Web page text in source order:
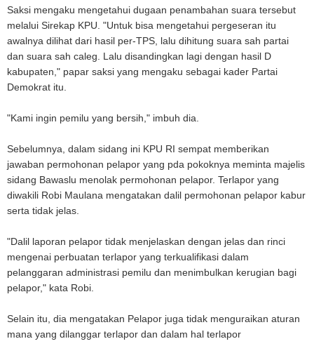
Saksi mengaku mengetahui dugaan penambahan suara tersebut
melalui Sirekap KPU. "Untuk bisa mengetahui pergeseran itu
awalnya dilihat dari hasil per-TPS, lalu dihitung suara sah partai
dan suara sah caleg. Lalu disandingkan lagi dengan hasil D
kabupaten," papar saksi yang mengaku sebagai kader Partai
Demokrat itu.
"Kami ingin pemilu yang bersih," imbuh dia.
Sebelumnya, dalam sidang ini KPU RI sempat memberikan
jawaban permohonan pelapor yang pda pokoknya meminta majelis
sidang Bawaslu menolak permohonan pelapor. Terlapor yang
diwakili Robi Maulana mengatakan dalil permohonan pelapor kabur
serta tidak jelas.
"Dalil laporan pelapor tidak menjelaskan dengan jelas dan rinci
mengenai perbuatan terlapor yang terkualifikasi dalam
pelanggaran administrasi pemilu dan menimbulkan kerugian bagi
pelapor," kata Robi.
Selain itu, dia mengatakan Pelapor juga tidak menguraikan aturan
mana yang dilanggar terlapor dan dalam hal terlapor